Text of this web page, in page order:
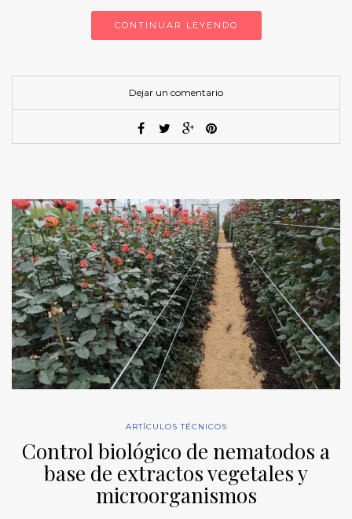
CONTINUAR LEYENDO
Dejar un comentario
ARTÍCULOS TÉCNICOS
Control biológico de nematodos a
base de extractos vegetales y
microorganismos